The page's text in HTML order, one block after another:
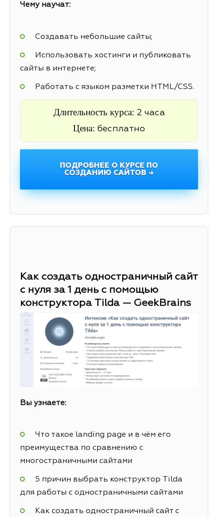
Чему научат:
Создавать небольшие сайты;
Использовать хостинги и публиковать
сайты в интернете;
Работать с языком разметки HTML/CSS.
Длительность курса: 2 часа
Цена: бесплатно
ПОДРОБНЕЕ О КУРСЕ ПО
СОЗДАНИЮ САЙТОВ →
Как создать одностраничный сайт
с нуля за 1 день с помощью
конструктора Tilda — GeekBrains
Вы узнаете:
Что такое landing page и в чём его
преимущества по сравнению с
многостраничными сайтами
5 причин выбрать конструктор Tilda
для работы с одностраничными сайтами
Как создать одностраничный сайт с